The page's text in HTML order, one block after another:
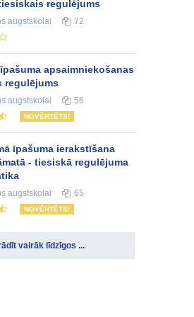
regulējums
augstskolai 72
apsaimniekošanas
regulējums
augstskolai 56
NOVĒRTĒTS!
īpašuma ierakstīšana
- tiesiskā regulējuma
augstskolai 65
NOVĒRTĒTS!
vairāk līdzīgos ...